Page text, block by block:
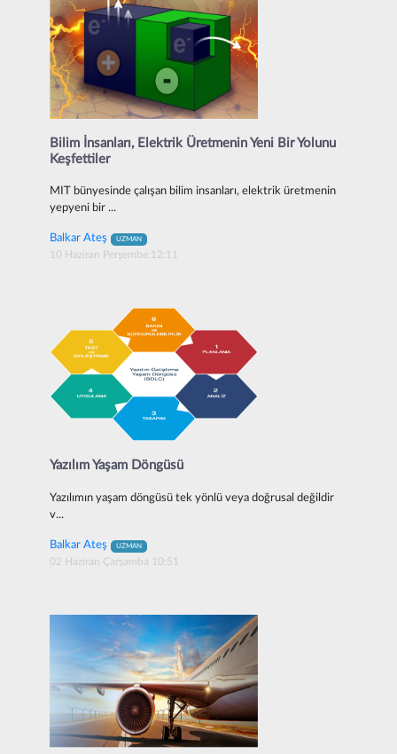
Bilim İnsanları, Elektrik Üretmenin Yeni Bir Yolunu
Keşfettiler
MIT bünyesinde çalışan bilim insanları, elektrik üretmenin
yepyeni bir ...
Balkar Ateş UZMAN
10 Haziran Perşembe 12:11
Yazılım Yaşam Döngüsü
Yazılımın yaşam döngüsü tek yönlü veya doğrusal değildir
v...
Balkar Ateş UZMAN
02 Haziran Çarşamba 10:51